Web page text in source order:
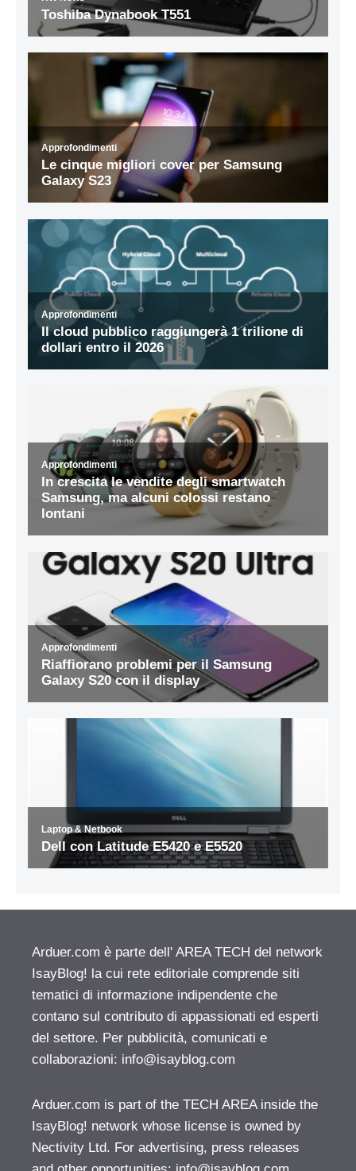
Arduer.com è parte dell' AREA TECH del network
IsayBlog! la cui rete editoriale comprende siti
tematici di informazione indipendente che
contano sul contributo di appassionati ed esperti
del settore. Per pubblicità, comunicati e
collaborazioni: info@isayblog.com
Arduer.com is part of the TECH AREA inside the
IsayBlog! network whose license is owned by
Nectivity Ltd. For advertising, press releases